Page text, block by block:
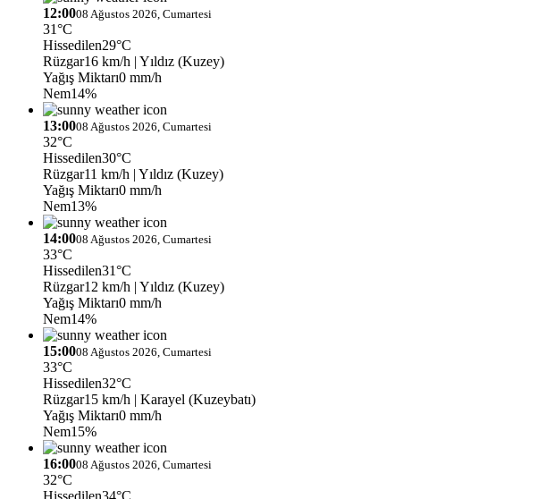
12:0008 Ağustos 2026, Cumartesi
31°C
Hissedilen29°C
Rüzgar16 km/h | Yıldız (Kuzey)
Yağış Miktarı0 mm/h
Nem14%
13:0008 Ağustos 2026, Cumartesi
32°C
Hissedilen30°C
Rüzgar11 km/h | Yıldız (Kuzey)
Yağış Miktarı0 mm/h
Nem13%
14:0008 Ağustos 2026, Cumartesi
33°C
Hissedilen31°C
Rüzgar12 km/h | Yıldız (Kuzey)
Yağış Miktarı0 mm/h
Nem14%
15:0008 Ağustos 2026, Cumartesi
33°C
Hissedilen32°C
Rüzgar15 km/h | Karayel (Kuzeybatı)
Yağış Miktarı0 mm/h
Nem15%
16:0008 Ağustos 2026, Cumartesi
32°C
Hissedilen34°C